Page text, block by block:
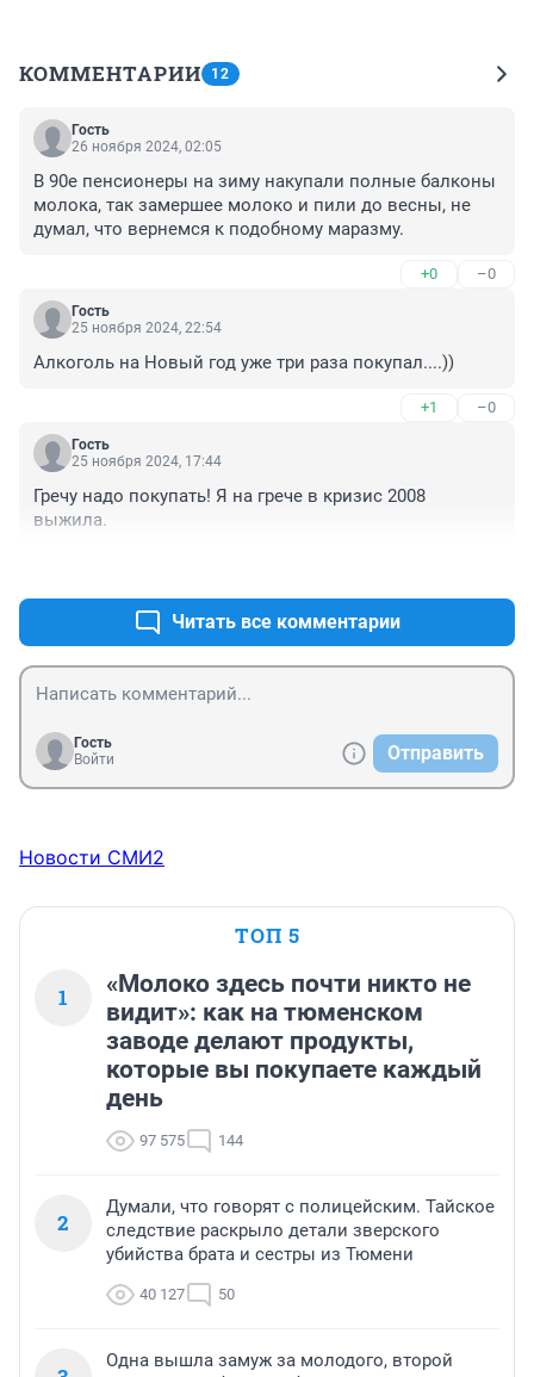
КОММЕНТАРИИ 12
Гость
26 ноября 2024, 02:05
В 90е пенсионеры на зиму накупали полные балконы
молока, так замершее молоко и пили до весны, не
думал, что вернемся к подобному маразму.
+0 –0
Гость
25 ноября 2024, 22:54
Алкоголь на Новый год уже три раза покупал....))
+1 –0
Гость
25 ноября 2024, 17:44
Гречу надо покупать! Я на грече в кризис 2008
выжила.
Читать все комментарии
Гость
Войти
Отправить
Новости СМИ2
ТОП 5
1
«Молоко здесь почти никто не
видит»: как на тюменском
заводе делают продукты,
которые вы покупаете каждый
день
97 575 144
2
Думали, что говорят с полицейским. Тайское
следствие раскрыло детали зверского
убийства брата и сестры из Тюмени
40 127 50
Одна вышла замуж за молодого, второй